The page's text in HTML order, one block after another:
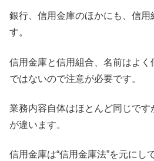
銀行、信用金庫のほかにも、信用
す。
信用金庫と信用組合、名前はよ
ではないので注意が必要です。
業務内容自体はほとんど同じで
が違います。
信用金庫は“信用金庫法”を元にし